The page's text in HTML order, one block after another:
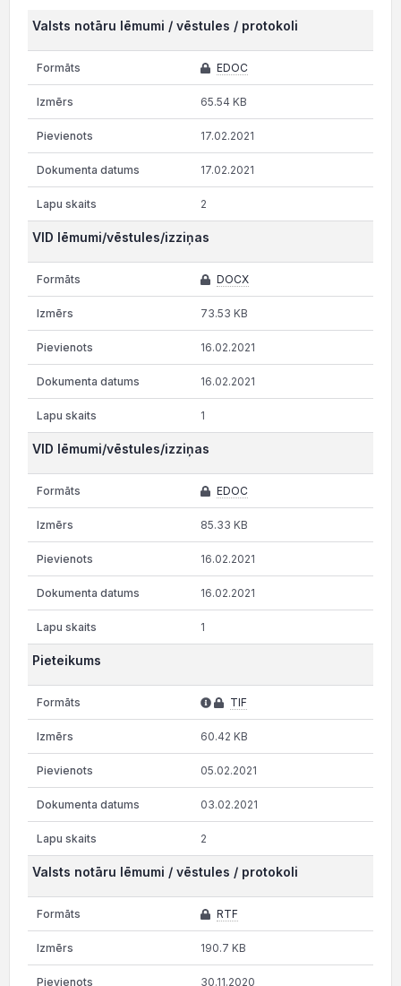
Valsts notāru lēmumi / vēstules / protokoli
EDOC
65.54 KB
17.02.2021
17.02.2021
2
VID lēmumi/vēstules/izziņas
DOCX
73.53 KB
16.02.2021
16.02.2021
1
VID lēmumi/vēstules/izziņas
EDOC
85.33 KB
16.02.2021
16.02.2021
1
Pieteikums
TIF
60.42 KB
05.02.2021
03.02.2021
2
Valsts notāru lēmumi / vēstules / protokoli
RTF
190.7 KB
30.11.2020